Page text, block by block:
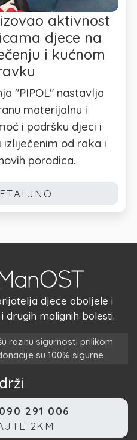
aktivnost
djece na
i kućnom
"PIPOL" nastavlja
materijalnu i
i podršku djeci i
od raka i
porodica.
djece oboljele i
drugih malignih bolesti.
razinu sigurnosti prilikom
su 100% sigurne.
090 291 006
2KM